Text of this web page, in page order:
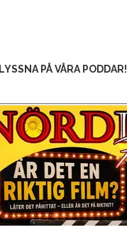
LYSSNA PÅ VÅRA PODDAR!